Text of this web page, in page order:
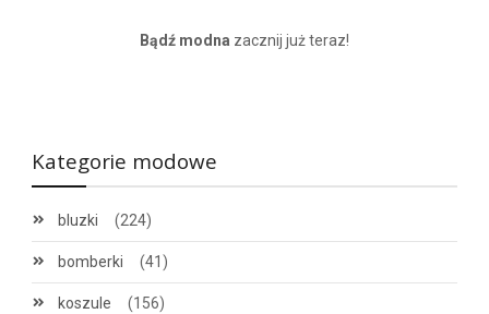
Bądź modna zacznij już teraz!
Kategorie modowe
bluzki (224)
bomberki (41)
koszule (156)